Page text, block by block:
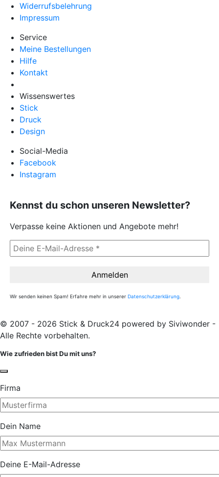
Widerrufsbelehrung
Impressum
Service
Meine Bestellungen
Hilfe
Kontakt
Wissenswertes
Stick
Druck
Design
Social-Media
Facebook
Instagram
Kennst du schon unseren Newsletter?
Verpasse keine Aktionen und Angebote mehr!
Wir senden keinen Spam! Erfahre mehr in unserer Datenschutzerklärung.
© 2007 - 2026 Stick & Druck24 powered by Siviwonder -
Alle Rechte vorbehalten.
Wie zufrieden bist Du mit uns?
Firma
Dein Name
Deine E-Mail-Adresse